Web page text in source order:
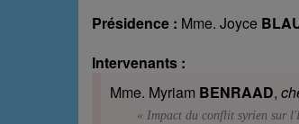
Présidence : Mme. Joyce
Intervenants :
Mme. Myriam BENRAAD,
« Impact du conflit syrien sur